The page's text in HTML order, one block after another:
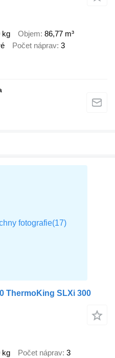
kg Objem 86,77 m³
Počet náprav 3
ThermoKing SLXi 300
kg Počet náprav 3